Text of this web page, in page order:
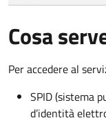
Cosa
Per accedere al
SPID (sistema
d’identità